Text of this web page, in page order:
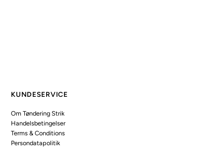
KUNDESERVICE
Om Tøndering Strik
Handelsbetingelser
Terms & Conditions
Persondatapolitik